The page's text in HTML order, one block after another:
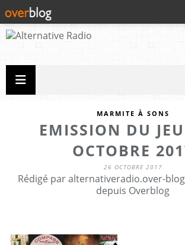
MARMITE À SONS
EMISSION DU
OCTOBRE
26 OCTOBRE 2017
Rédigé par alternativeradio.over-
depuis Overblog